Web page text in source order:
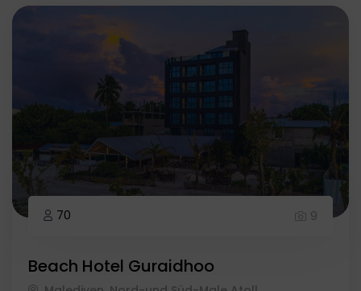
70 9
Beach Hotel Guraidhoo